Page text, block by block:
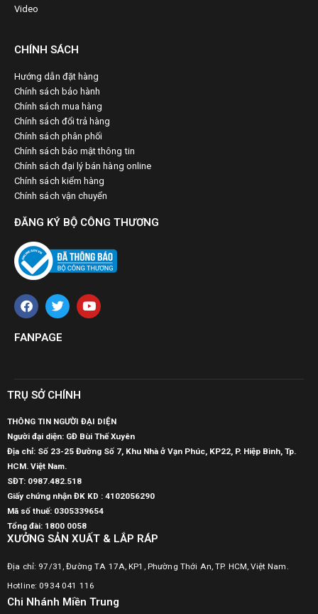
Video
CHÍNH SÁCH
Hướng dẫn đặt hàng
Chính sách bảo hành
Chính sách mua hàng
Chính sách đổi trả hàng
Chính sách phân phối
Chính sách bảo mật thông tin
Chính sách đại lý bán hàng online
Chính sách kiểm hàng
Chính sách vận chuyển
ĐĂNG KÝ BỘ CÔNG THƯƠNG
FANPAGE
TRỤ SỞ CHÍNH
THÔNG TIN NGƯỜI ĐẠI DIỆN
Người đại diện: GĐ Bùi Thế Xuyên
Địa chỉ: Số 23-25 Đường Số 7, Khu Nhà ở Vạn Phúc, KP22, P. Hiệp Bình, Tp.
HCM. Việt Nam.
SĐT: 0987.482.518
Giấy chứng nhận ĐK KD : 4102056290
Mã số thuế: 0305339654
Tổng đài: 1800 0058
XƯỞNG SẢN XUẤT & LẮP RÁP
Địa chỉ: 97/31, Đường TA 17A, KP1, Phường Thới An, TP. HCM, Việt Nam.
Hotline: 0934 041 116
Chi Nhánh Miền Trung